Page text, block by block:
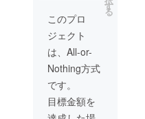
田んぼの上など
埋まってしまい
そうなところは
除雪できません
中型除雪機では
除雪不可能な地
域は除く 雪を飛
ばす場所がある
方に限ります こ
のリターンは５
００００円と同
じ内容で回数が
異なります 田ん
ぼの上など埋
す
る
このプロ
ジェクト
は、All-or-
Nothing方式
です。
目標金額を